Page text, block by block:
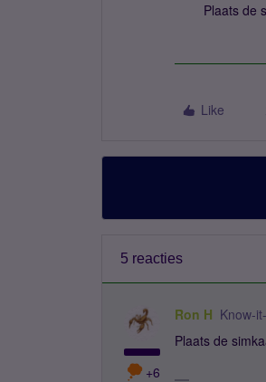
Plaats de
Like
5 reacties
+6
Ron H Know-
Plaats de